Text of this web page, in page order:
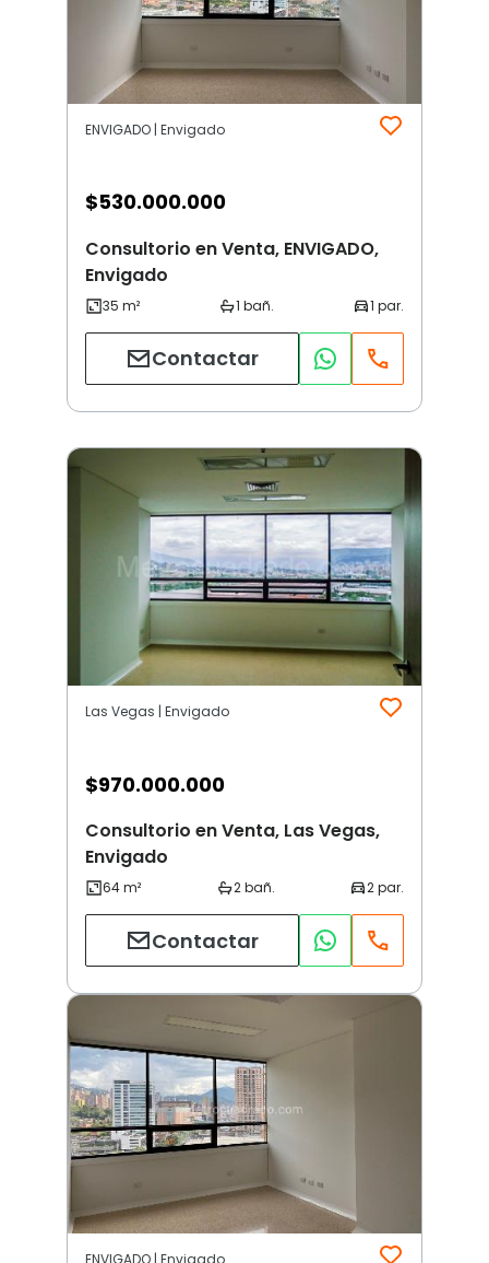
ENVIGADO | Envigado
$530.000.000
Consultorio en Venta, ENVIGADO,
Envigado
Contactar
Las Vegas | Envigado
$970.000.000
Consultorio en Venta, Las Vegas,
Envigado
Contactar
ENVIGADO | Envigado